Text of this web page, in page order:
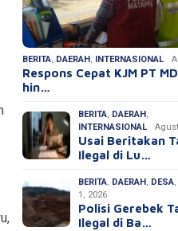
BERITA, DAERAH, INTERNASIONAL
Respons Cepat KJM PT
hin…
BERITA, DAERAH,
INTERNASIONAL
Usai Beritakan
Ilegal di Lu…
BERITA, DAERAH, DESA,
1, 2026
Polisi Gerebek
Ilegal di Ba…